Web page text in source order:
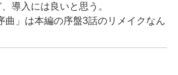
導入には良いと思う。
曲」は本編の序盤3話のリメイクなん